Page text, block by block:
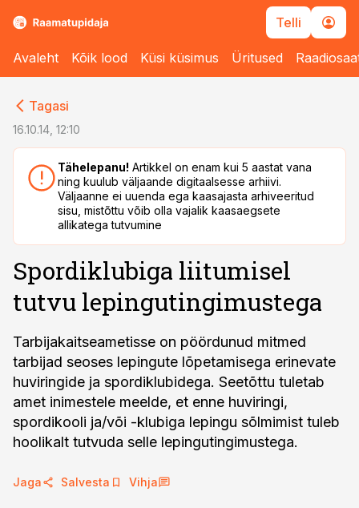
Telli
Avaleht Kõik lood Küsi küsimus Üritused
Tagasi
16.10.14, 12:10
Tähelepanu! Artikkel on enam kui 5 aastat vana
ning kuulub väljaande digitaalsesse arhiivi.
Väljaanne ei uuenda ega kaasajasta arhiveeritud
sisu, mistõttu võib olla vajalik kaasaegsete
allikatega tutvumine
Spordiklubiga liitumisel
tutvu lepingutingimustega
Tarbijakaitseametisse on pöördunud mitmed
tarbijad seoses lepingute lõpetamisega erinevate
huviringide ja spordiklubidega. Seetõttu tuletab
amet inimestele meelde, et enne huviringi,
spordikooli ja/või -klubiga lepingu sõlmimist tuleb
hoolikalt tutvuda selle lepingutingimustega.
Jaga Salvesta Vihja